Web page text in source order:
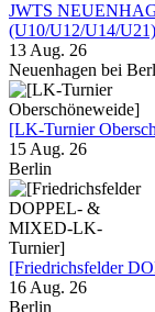
JWTS
(U10/U12/U14/U21)
13 Aug. 26
Neuenhagen bei
[LK-Turnier
15 Aug. 26
Berlin
[Friedrichsfelder
16 Aug. 26
Berlin